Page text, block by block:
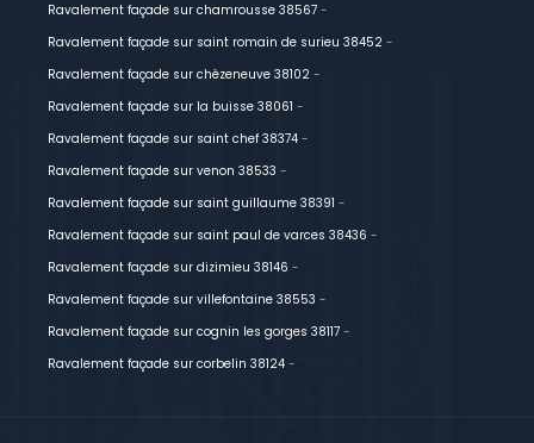
Ravalement façade sur chamrousse 38567 -
Ravalement façade sur saint romain de surieu 38452 -
Ravalement façade sur chèzeneuve 38102 -
Ravalement façade sur la buisse 38061 -
Ravalement façade sur saint chef 38374 -
Ravalement façade sur venon 38533 -
Ravalement façade sur saint guillaume 38391 -
Ravalement façade sur saint paul de varces 38436 -
Ravalement façade sur dizimieu 38146 -
Ravalement façade sur villefontaine 38553 -
Ravalement façade sur cognin les gorges 38117 -
Ravalement façade sur corbelin 38124 -